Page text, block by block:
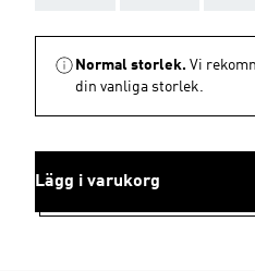
Normal storlek. Vi
din vanliga storlek.
Lägg i varukorg